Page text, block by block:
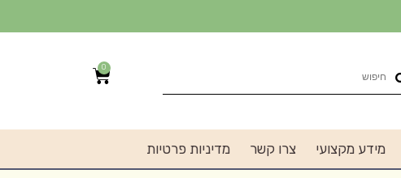
0
מידע מקצועי צרו קשר מדיניות פרטיות